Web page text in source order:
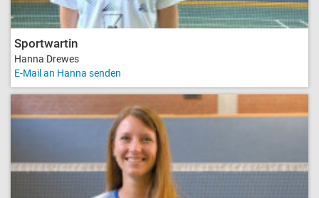
Sportwartin
Hanna Drewes
E-Mail an Hanna senden